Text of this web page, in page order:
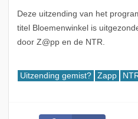
Deze uitzending van het
titel Bloemenwinkel is
door Z@pp en de NTR.
Uitzending gemist? Zapp